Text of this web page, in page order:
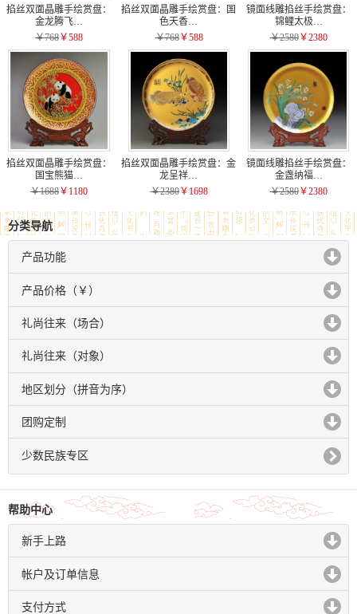
掐丝双面晶雕手绘赏盘：
金龙腾飞…
￥768￥588
掐丝双面晶雕手绘赏盘：国
色天香…
￥768￥588
镜面线雕掐丝手绘赏盘：
锦鲤太极…
￥2580￥2380
掐丝双面晶雕手绘赏盘：
国宝熊猫…
￥1688￥1180
掐丝双面晶雕手绘赏盘：金
龙呈祥…
￥2380￥1698
镜面线雕掐丝手绘赏盘：
金盏纳福…
￥2580￥2380
分类导航
产品功能
click to expand contents
产品价格（￥）
click to expand contents
礼尚往来（场合）
click to expand contents
礼尚往来（对象）
click to expand contents
地区划分（拼音为序）
click to expand contents
团购定制
click to expand contents
少数民族专区
帮助中心
新手上路
click to expand contents
帐户及订单信息
click to expand contents
支付方式